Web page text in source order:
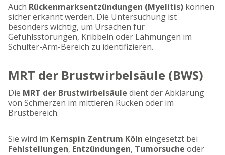
Auch Rückenmarksentzündungen (Myelitis) können
sicher erkannt werden. Die Untersuchung ist
besonders wichtig, um Ursachen für
Gefühlsstörungen, Kribbeln oder Lähmungen im
Schulter-Arm-Bereich zu identifizieren.
MRT der Brustwirbelsäule (BWS)
Die MRT der Brustwirbelsäule dient der Abklärung
von Schmerzen im mittleren Rücken oder im
Brustbereich.
Sie wird im Kernspin Zentrum Köln eingesetzt bei
Fehlstellungen, Entzündungen, Tumorsuche oder